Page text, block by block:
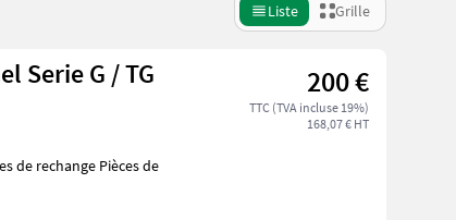
Liste Grille
Serie G / TG 200 €
TTC (TVA incluse 19%)
168,07 € HT